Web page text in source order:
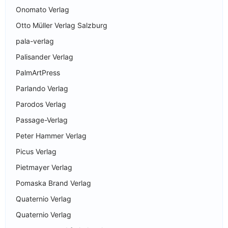
Onomato Verlag
Otto Müller Verlag Salzburg
pala-verlag
Palisander Verlag
PalmArtPress
Parlando Verlag
Parodos Verlag
Passage-Verlag
Peter Hammer Verlag
Picus Verlag
Pietmayer Verlag
Pomaska Brand Verlag
Quaternio Verlag
Quaternio Verlag